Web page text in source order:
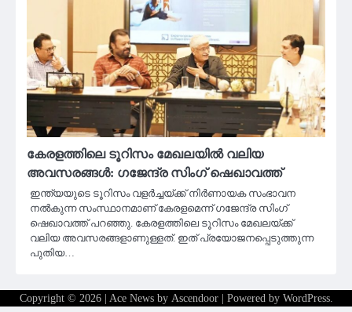
കേരളത്തിലെ ടൂറിസം മേഖലയിൽ വലിയ
അവസരങ്ങൾ: ഗജേന്ദ്ര സിംഗ് ഷെഖാവത്ത്
ഇന്ത്യയുടെ ടൂറിസം വളര്‍ച്ചയ്ക്ക് നിര്‍ണായക സംഭാവന
നല്‍കുന്ന സംസ്ഥാനമാണ് കേരളമെന്ന് ഗജേന്ദ്ര സിംഗ്
ഷെഖാവത്ത് പറഞ്ഞു. കേരളത്തിലെ ടൂറിസം മേഖലയ്ക്ക്
വലിയ അവസരങ്ങളാണുള്ളത്. ഇത് പ്രയോജനപ്പെടുത്തുന്ന
പുതിയ…
Copyright © 2026 | Ace News by Ascendoor| Powered by WordPress.